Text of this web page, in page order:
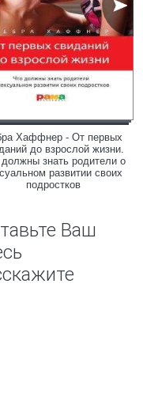
Хаффнер - От первых
до взрослой жизни.
знать родители о
развитии своих
подростков
Ваш